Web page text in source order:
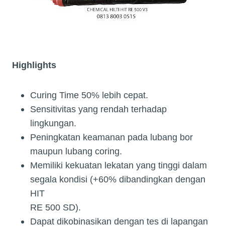
Highlights
Curing Time 50% lebih cepat.
Sensitivitas yang rendah terhadap
lingkungan.
Peningkatan keamanan pada lubang bor
maupun lubang coring.
Memiliki kekuatan lekatan yang tinggi dalam
segala kondisi (+60% dibandingkan dengan
HIT
RE 500 SD).
Dapat dikobinasikan dengan tes di lapangan